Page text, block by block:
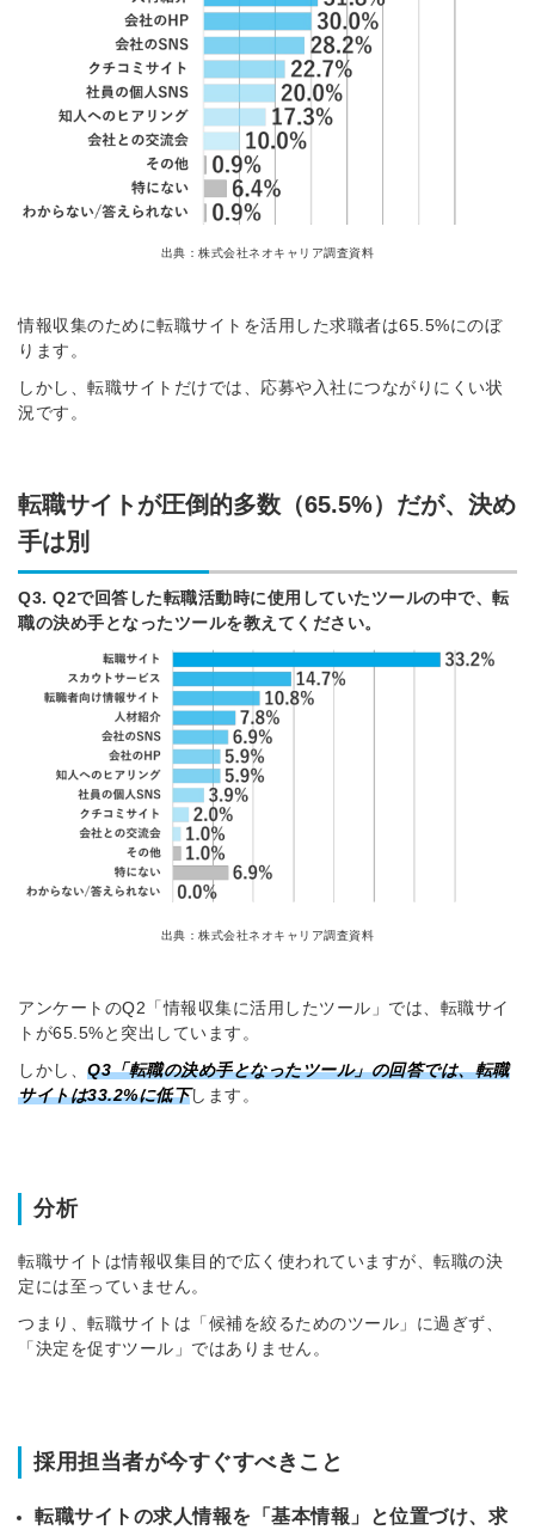
出典：株式会社ネオキャリア調査資料
情報収集のために転職サイトを活用した求職者は65.5%にのぼ
ります。
しかし、転職サイトだけでは、応募や入社につながりにくい状
況です。
転職サイトが圧倒的多数（65.5%）だが、決め
手は別
Q3. Q2で回答した転職活動時に使用していたツールの中で、転
職の決め手となったツールを教えてください。
出典：株式会社ネオキャリア調査資料
アンケートのQ2「情報収集に活用したツール」では、転職サイ
トが65.5%と突出しています。
しかし、 Q3「転職の決め手となったツール」の回答では、転職
サイトは33.2%に低下します。
分析
転職サイトは情報収集目的で広く使われていますが、転職の決
定には至っていません。
つまり、転職サイトは「候補を絞るためのツール」に過ぎず、
「決定を促すツール」ではありません。
採用担当者が今すぐすべきこと
転職サイトの求人情報を「基本情報」と位置づけ、求
忘れですか？
でログイン
許可なく投稿すること
※ログインIDとなります
利用規約と個人情報の取り扱い
同意のうえ
他サービスIDで登録
みんなの採用部があなたの許可なく投稿すること
はありません